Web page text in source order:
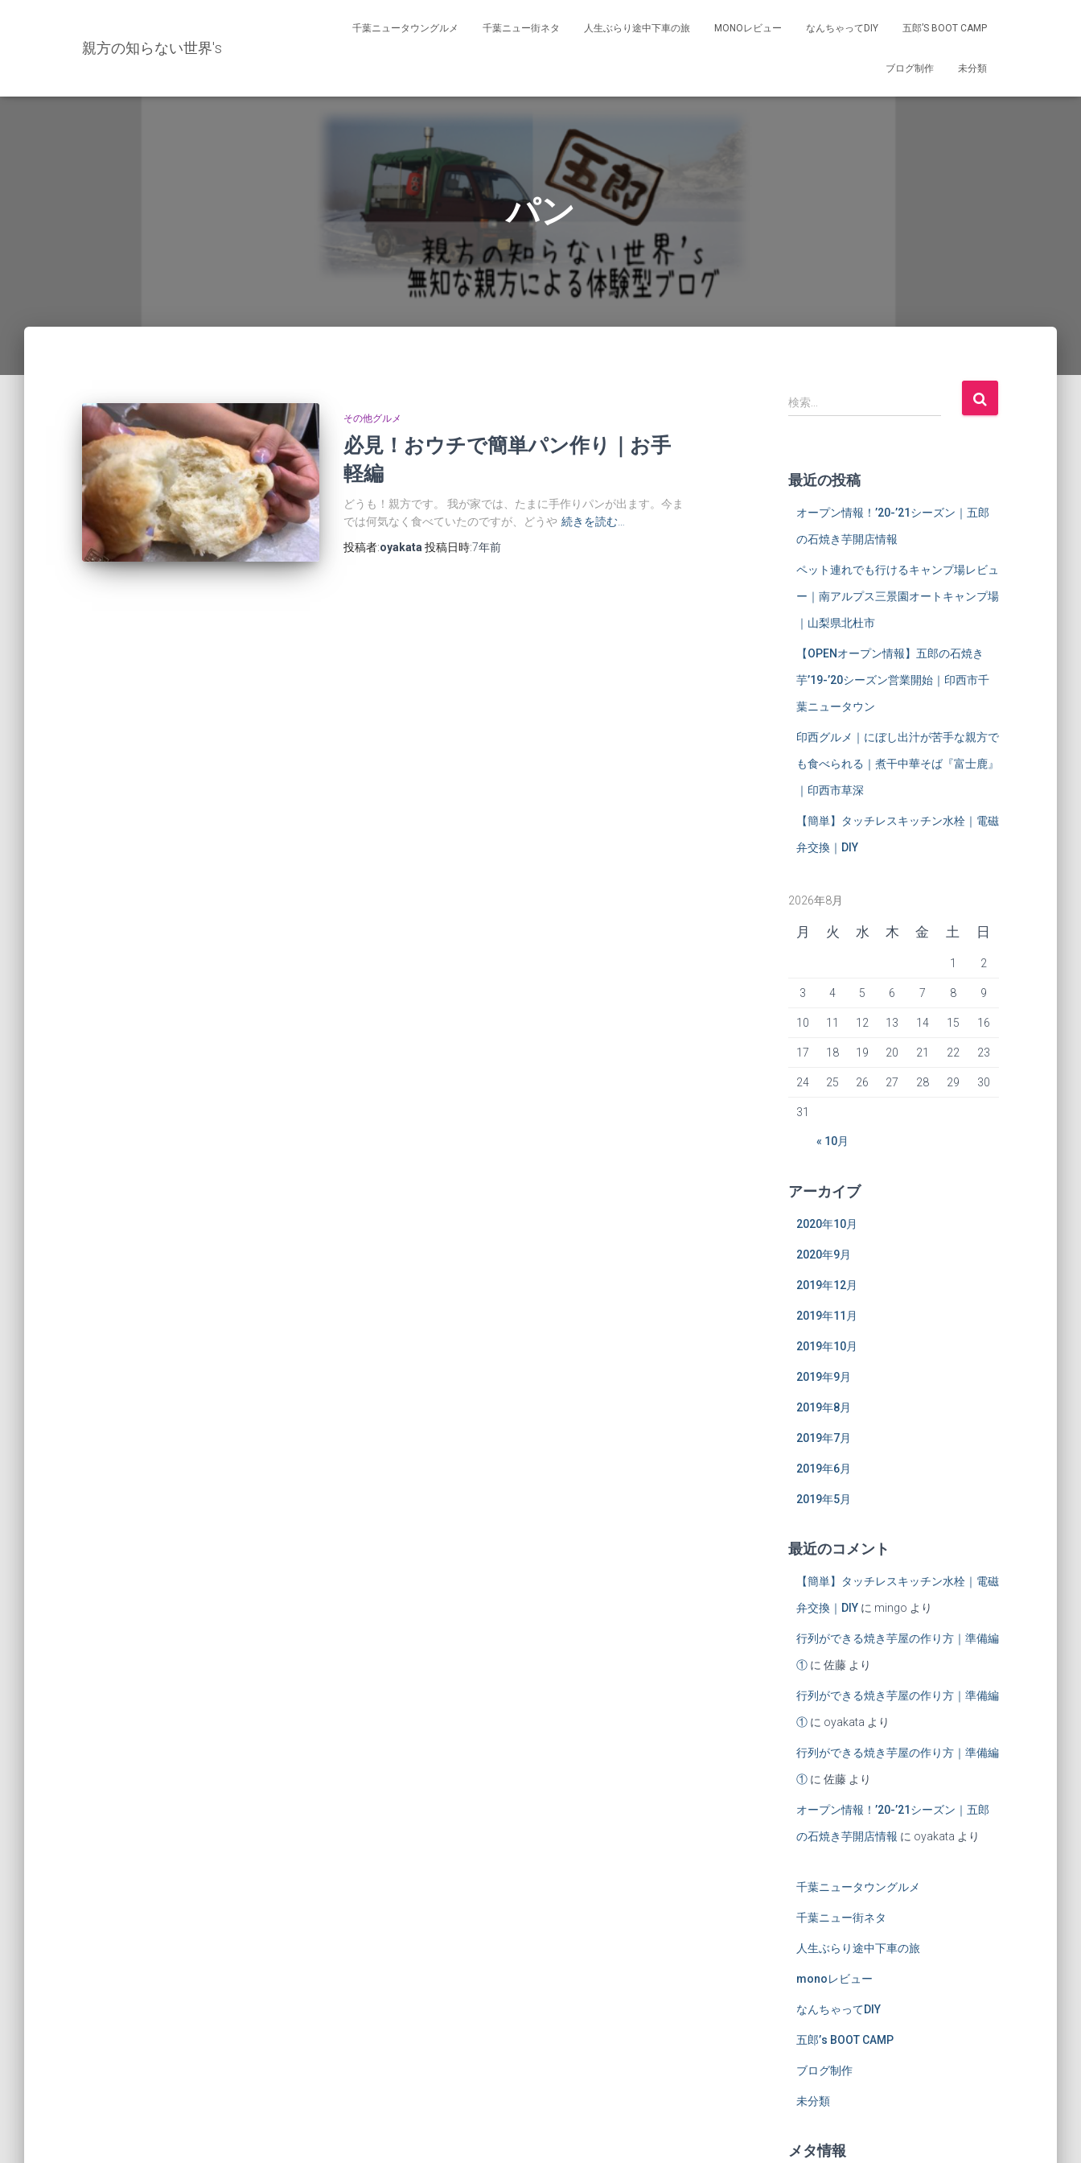
親方の知らない世界's
千葉ニュータウングルメ 千葉ニュー街ネタ 人生ぶらり途中下車の旅 MONOレビュー なんちゃってDIY 五郎’S BOOT CAMP
ブログ制作 未分類
パン
その他グルメ
必見！おウチで簡単パン作り｜お手
軽編
どうも！親方です。 我が家では、たまに手作りパンが出ます。今ま
では何気なく食べていたのですが、どうや 続きを読む…
投稿者:oyakata 投稿日時:7年前
検
索
検索…
最近の投稿
オープン情報！’20-’21シーズン｜五郎
の石焼き芋開店情報
ペット連れでも行けるキャンプ場レビュ
ー｜南アルプス三景園オートキャンプ場
｜山梨県北杜市
【OPENオープン情報】五郎の石焼き
芋’19-’20シーズン営業開始｜印西市千
葉ニュータウン
印西グルメ｜にぼし出汁が苦手な親方で
も食べられる｜煮干中華そば『富士鹿』
｜印西市草深
【簡単】タッチレスキッチン水栓｜電磁
弁交換｜DIY
2026年8月
月 火 水 木 金 土 日
« 10月
1 2
3 4 5 6 7 8 9
10 11 12 13 14 15 16
17 18 19 20 21 22 23
24 25 26 27 28 29 30
31
アーカイブ
2020年10月
2020年9月
2019年12月
2019年11月
2019年10月
2019年9月
2019年8月
2019年7月
2019年6月
2019年5月
最近のコメント
【簡単】タッチレスキッチン水栓｜電磁
弁交換｜DIYに mingo より
行列ができる焼き芋屋の作り方｜準備編
①に 佐藤より
行列ができる焼き芋屋の作り方｜準備編
①に oyakata より
行列ができる焼き芋屋の作り方｜準備編
①に 佐藤より
オープン情報！’20-’21シーズン｜五郎
の石焼き芋開店情報 に oyakata より
千葉ニュータウングルメ
千葉ニュー街ネタ
人生ぶらり途中下車の旅
monoレビュー
なんちゃってDIY
五郎’s BOOT CAMP
ブログ制作
未分類
メタ情報